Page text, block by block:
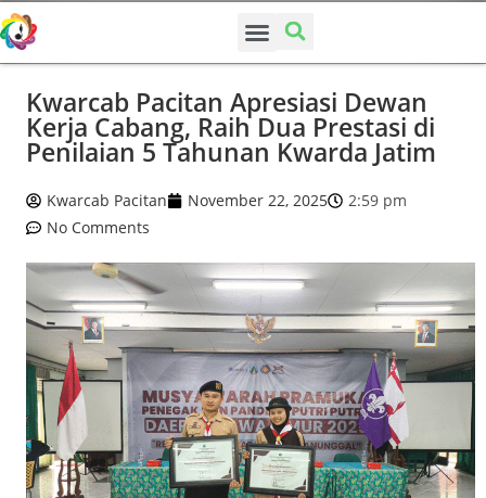
Kwarcab Pacitan Apresiasi Dewan
Kerja Cabang, Raih Dua Prestasi di
Penilaian 5 Tahunan Kwarda Jatim
Kwarcab Pacitan November 22, 2025
2:59 pm
No Comments